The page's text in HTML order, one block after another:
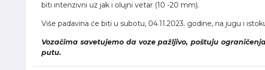
biti intenzivni uz jak i olujni vetar (10 -20 mm).
Više padavina će biti u subotu, 04.11.2023. godine, na jugu i
Vozačima savetujemo da voze pažljivo, poštuju
putu.